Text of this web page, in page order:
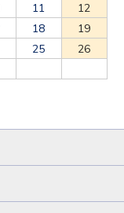
11
12
18
19
25
26